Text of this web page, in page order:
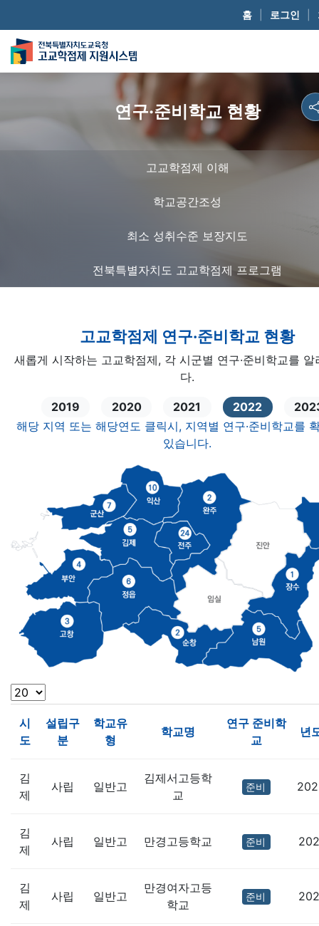
홈 로그인
연구·준비학교 현황
고교학점제 이해
학교공간조성
최소 성취수준 보장지도
전북특별자치도 고교학점제 프로그램
고교학점제 연구·준비학교 현황
새롭게 시작하는 고교학점제, 각 시군별 연구·준비학교를 알
다.
2019 2020 2021 2022
해당 지역 또는 해당연도 클릭시, 지역별 연구·준비학교를
있습니다.
시
도
설립구
분
학교유
형
학교명
연구 준비학
교
년
김
제
사립 일반고
김제서고등학
교
준비
김
제
사립 일반고 만경고등학교 준비
김
제
사립 일반고
만경여자고등
학교
준비